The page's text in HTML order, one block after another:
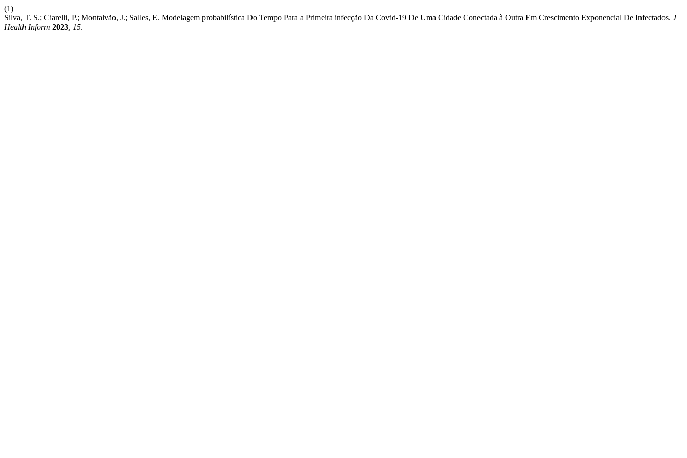
(1)
Silva, T. S.; Ciarelli, P.; Montalvão, J.; Salles, E. Modelagem probabilística Do Tempo Para a Primeira infecção Da Covid-19 De Uma Cidade Conectada à Outra Em Crescimento Exponencial De Infectados. J
Health Inform 2023, 15.